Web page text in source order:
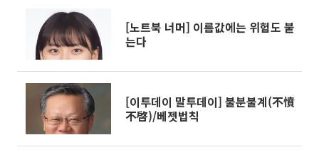
[노트북 너머] 이름값에는 위험도 붙
는다
[이투데이 말투데이] 불분불계(不憤
不啓)/베젯법칙